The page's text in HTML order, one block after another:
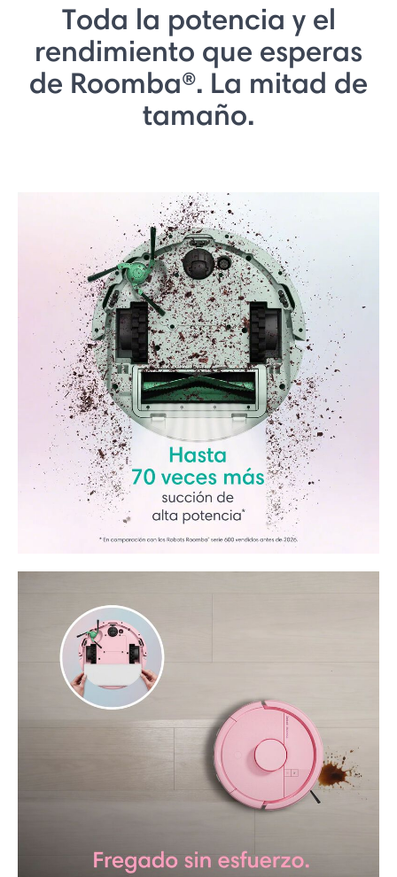
Toda la potencia y el
rendimiento que esperas
de Roomba®. La mitad de
tamaño.